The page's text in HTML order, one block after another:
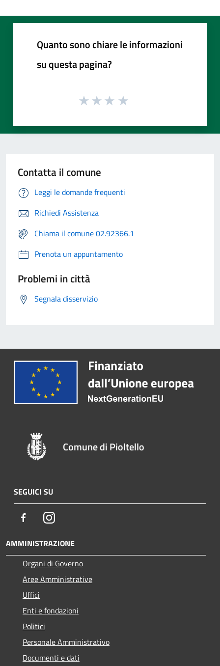
Quanto sono chiare le informazioni
su questa pagina?
Contatta il comune
Leggi le domande frequenti
Richiedi Assistenza
Chiama il comune 02.92366.1
Prenota un appuntamento
Problemi in città
Segnala disservizio
Comune di Pioltello
SEGUICI SU
FacebookInstagram
AMMINISTRAZIONE
Organi di Governo
Aree Amministrative
Uffici
Enti e fondazioni
Politici
Personale Amministrativo
Documenti e dati